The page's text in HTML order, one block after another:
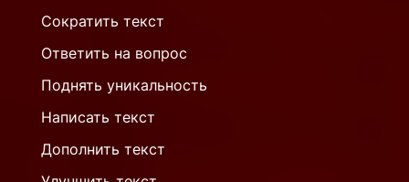
Сократить текст
Ответить на вопрос
Поднять уникальность
Написать текст
Дополнить текст